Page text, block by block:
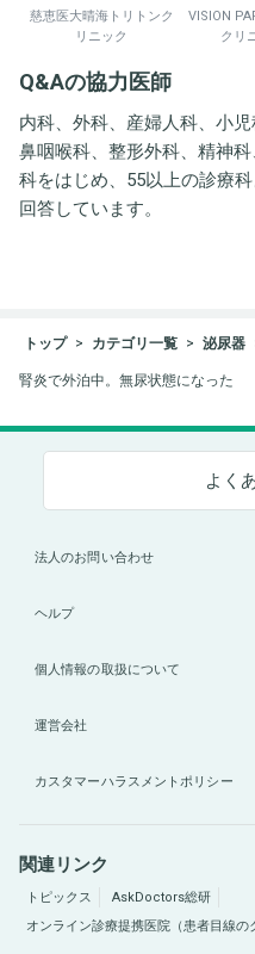
慈恵医大晴海トリトンク
リニック
VISION
クリ
Q&Aの協力医師
内科、外科、産婦人科、小
鼻咽喉科、整形外科、精神
科をはじめ、55以上の診療
回答しています。
トップ カテゴリ一覧 泌尿器
腎炎で外泊中。無尿状態になった
よく
法人のお問い合わせ
ヘルプ
個人情報の取扱について
運営会社
カスタマーハラスメントポリシー
関連リンク
トピックス
AskDoctors総研
オンライン診療提携医院（患者目線の